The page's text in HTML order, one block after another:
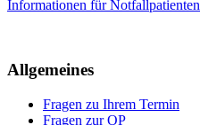
Informationen für Notfallpatienten
Allgemeines
Fragen zu Ihrem Termin
Fragen zur OP